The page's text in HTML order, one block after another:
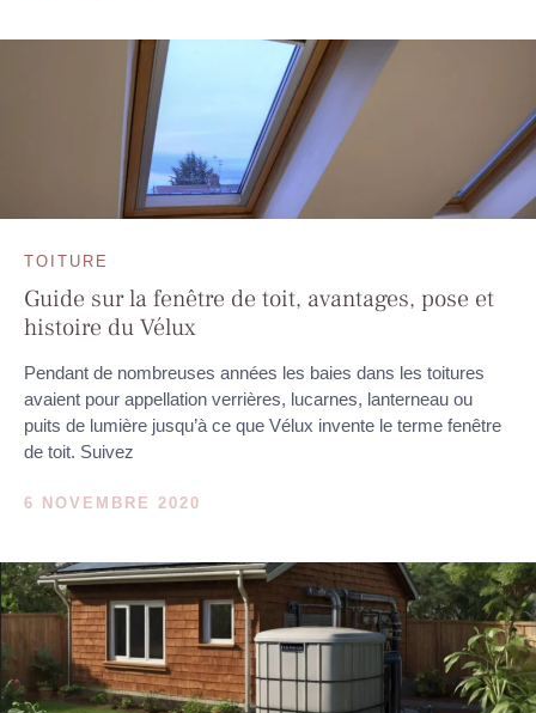
TOITURE
Guide sur la fenêtre de toit, avantages, pose et
histoire du Vélux
Pendant de nombreuses années les baies dans les toitures
avaient pour appellation verrières, lucarnes, lanterneau ou
puits de lumière jusqu’à ce que Vélux invente le terme fenêtre
de toit. Suivez
6 NOVEMBRE 2020